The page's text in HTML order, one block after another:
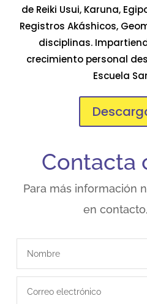
de Reiki Usui, Karuna,
Registros Akáshicos,
disciplinas.
crecimiento personal
Escuela
Contacta
Para más información
en